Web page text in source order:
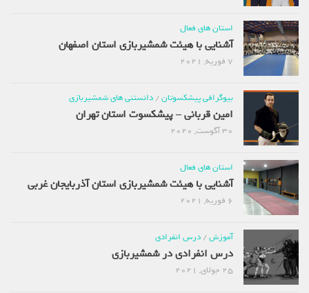
استان های فعال
آشنایی با هیئت شمشیربازی استان اصفهان
بیوگرافی پیشکسوتان/دانستنی های شمشیربازی
امین قربانی – پیشکسوت استان تهران
استان های فعال
آشنایی با هیئت شمشیربازی استان آذربایجان غربی
آموزش/درس انفرادی
درس انفرادی در شمشیربازی